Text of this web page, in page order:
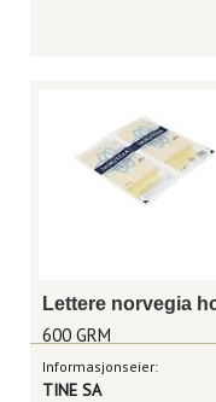
600 GRM
Informasjonseier:
TINE SA